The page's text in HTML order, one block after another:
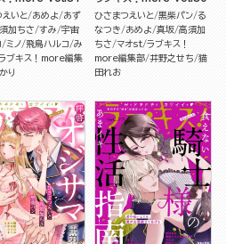
えいと あめよ
あず
加ちさ すみ 宇宙
ミノ 飛鳥ハルコ み
ブキス！more編集
り
ひさまつえいと 黒柴パン る
なつき
あめよ 真坂 高須加
ちさ マオst ラブキス！
more編集部 井野之せち 猫
田れお